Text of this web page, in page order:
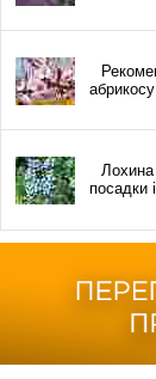
Лохина
посадки